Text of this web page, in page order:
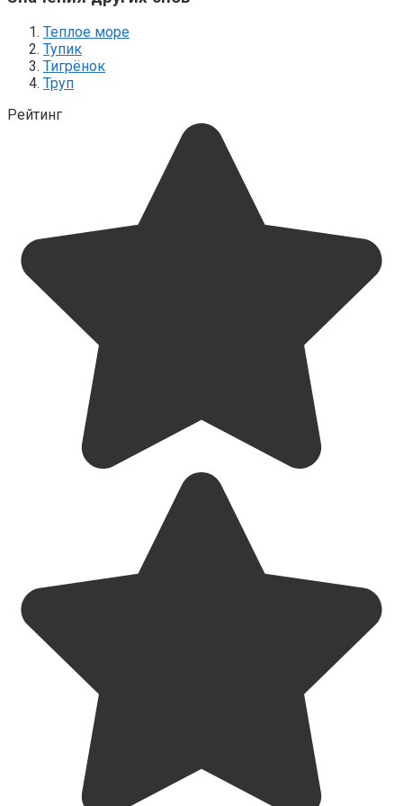
Теплое море
Тупик
Тигрёнок
Труп
Рейтинг